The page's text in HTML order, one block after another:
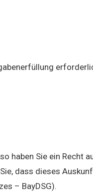
haben Sie ein Recht
dass dieses
– BayDSG).